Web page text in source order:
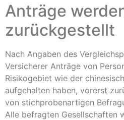
Anträge
zurückgestellt
Nach Angaben des
Versicherer Anträge von
Risikogebiet wie der
aufgehalten haben, vorerst
von stichprobenartigen
Alle befragten Gesellschaften